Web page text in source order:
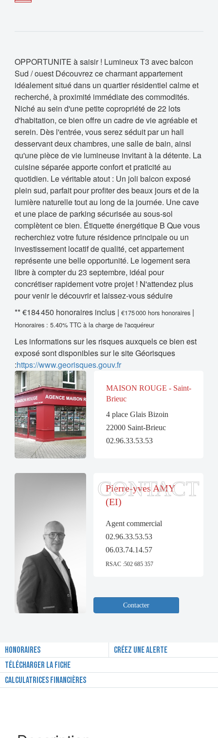
OPPORTUNITE à saisir ! Lumineux T3 avec balcon
Sud / ouest Découvrez ce charmant appartement
idéalement situé dans un quartier résidentiel calme et
recherché, à proximité immédiate des commodités.
Niché au sein d'une petite copropriété de 22 lots
d'habitation, ce bien offre un cadre de vie agréable et
serein. Dès l'entrée, vous serez séduit par un hall
desservant deux chambres, une salle de bain, ainsi
qu'une pièce de vie lumineuse invitant à la détente. La
cuisine séparée apporte confort et praticité au
quotidien. Le véritable atout : Un joli balcon exposé
plein sud, parfait pour profiter des beaux jours et de la
lumière naturelle tout au long de la journée. Une cave
et une place de parking sécurisée au sous-sol
complètent ce bien. Étiquette énergétique B Que vous
recherchiez votre future résidence principale ou un
investissement locatif de qualité, cet appartement
représente une belle opportunité. Le logement sera
libre à compter du 23 septembre, idéal pour
concrétiser rapidement votre projet ! N'attendez plus
pour venir le découvrir et laissez-vous séduire
** €184 450 honoraires inclus | €175 000 hors honoraires |
Honoraires : 5.40% TTC à la charge de l'acquéreur
Les informations sur les risques auxquels ce bien est
exposé sont disponibles sur le site Géorisques
:https://www.georisques.gouv.fr
MAISON ROUGE - Saint-
Brieuc
4 place Glais Bizoin
22000 Saint-Brieuc
02.96.33.53.53
CONTACT
Pierre-yves AMY
(EI)
Agent commercial
02.96.33.53.53
06.03.74.14.57
RSAC :502 685 357
Contacter
Honoraires
Créez une alerte
Télécharger la fiche
Calculatrices financières